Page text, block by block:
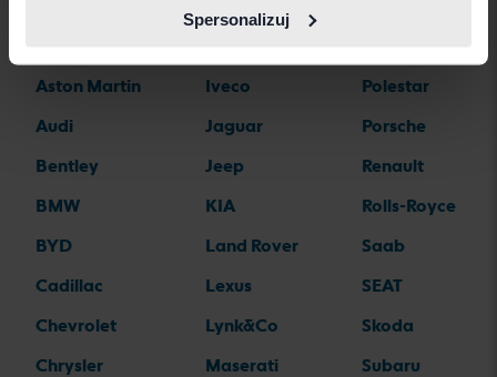
Spersonalizuj
Aston Martin
Audi
Bentley
BMW
BYD
Cadillac
Chevrolet
Chrysler
Iveco
Jaguar
Jeep
KIA
Land Rover
Lexus
Lynk&Co
Maserati
Polestar
Porsche
Renault
Rolls-Royce
Saab
SEAT
Skoda
Subaru